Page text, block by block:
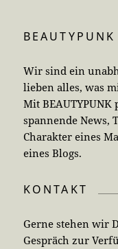
BEAUTYPUNK
Wir sind ein
lieben alles, was
Mit
spannende News,
Charakter eines
eines Blogs.
KONTAKT
Gerne stehen wir
Gespräch zur